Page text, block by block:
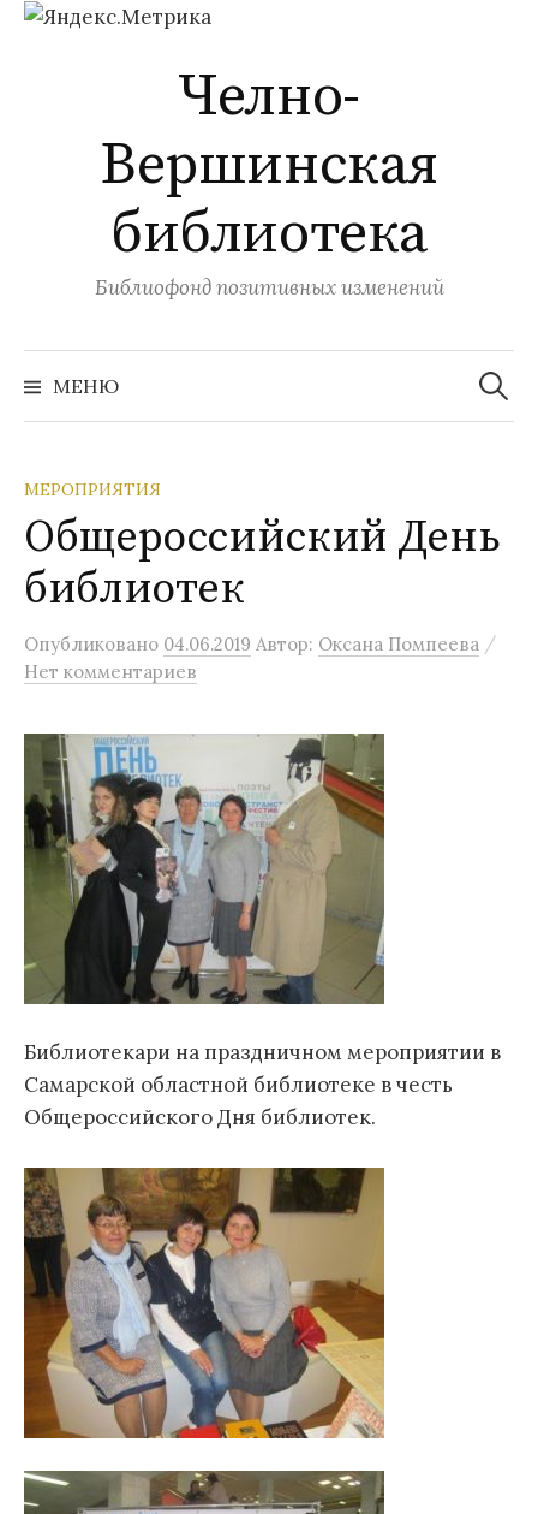
Челно-
Вершинская
библиотека
Библиофонд позитивных изменений
МЕНЮ
Найти:
МЕРОПРИЯТИЯ
Общероссийский День
библиотек
Опубликовано 04.06.2019 Автор: Оксана Помпеева /
Нет комментариев
Библиотекари на праздничном мероприятии в
Самарской областной библиотеке в честь
Общероссийского Дня библиотек.